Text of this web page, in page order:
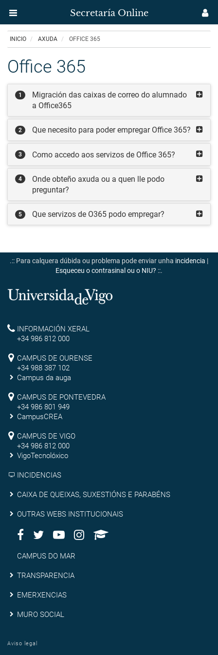
principal
Secretaría Online
Secretaría
Uvigo
INICIO AXUDA OFFICE 365
Office 365
1
Migración das caixas de correo do alumnado
a Office365
2 Que necesito para poder empregar Office 365?
3 Como accedo aos servizos de Office 365?
4
Onde obteño axuda ou a quen lle podo
preguntar?
5 Que servizos de O365 podo empregar?
.:: Para calquera dúbida ou problema pode enviar unha incidencia |
Esqueceu o contrasinal ou o NIU? ::.
Universidade
Vigo
Reitoría
INFORMACIÓN XERAL
+34 986 812 000
Campus
de
Ourense
CAMPUS DE OURENSE
+34 988 387 102
Campus da auga
Campus
de
Pontevedra
CAMPUS DE PONTEVEDRA
+34 986 801 949
CampusCREA
Campus
de
Vigo
CAMPUS DE VIGO
+34 986 812 000
VigoTecnolóxico
INCIDENCIAS
Caixa
de
queixas,
suxestións
e
parabéns
CAIXA DE QUEIXAS, SUXESTIÓNS E PARABÉNS
Outras
webs
institucionais
OUTRAS WEBS INSTITUCIONAIS
Redes
Sociais
Facebook
TwitterYoutubeInstagram
AppleU
Campus
do
Mar
CAMPUS DO MAR
Transparencia
TRANSPARENCIA
Emerxencias
EMERXENCIAS
Muro
social
MURO SOCIAL
Aviso legal